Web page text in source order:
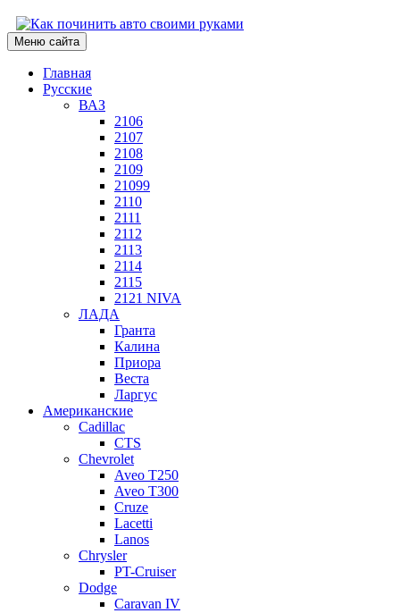
Меню сайта
Главная
Русские
ВАЗ
2106
2107
2108
2109
21099
2110
2111
2112
2113
2114
2115
2121 NIVA
ЛАДА
Гранта
Калина
Приора
Веста
Ларгус
Американские
Cadillac
CTS
Chevrolet
Aveo Т250
Aveo T300
Cruze
Lacetti
Lanos
Chrysler
PT-Cruiser
Dodge
Caravan IV